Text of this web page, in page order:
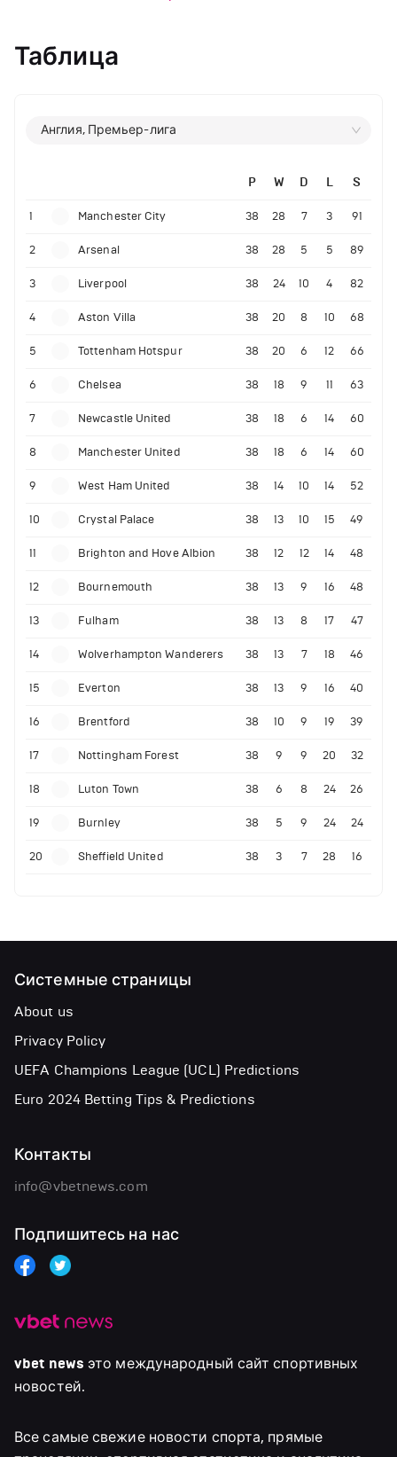
Таблица
Англия, Премьер-лига
P W D L S
1 Manchester City 38 28 7 3 91
2 Arsenal 38 28 5 5 89
3 Liverpool 38 24 10 4 82
4 Aston Villa 38 20 8 10 68
5 Tottenham Hotspur 38 20 6 12 66
6 Chelsea 38 18 9 11 63
7 Newcastle United 38 18 6 14 60
8 Manchester United 38 18 6 14 60
9 West Ham United 38 14 10 14 52
10 Crystal Palace 38 13 10 15 49
11 Brighton and Hove Albion 38 12 12 14 48
12 Bournemouth 38 13 9 16 48
13 Fulham 38 13 8 17 47
14 Wolverhampton Wanderers 38 13 7 18 46
15 Everton 38 13 9 16 40
16 Brentford 38 10 9 19 39
17 Nottingham Forest 38 9 9 20 32
18 Luton Town 38 6 8 24 26
19 Burnley 38 5 9 24 24
20 Sheffield United 38 3 7 28 16
vbet news это международный сайт спортивных
новостей.
Все самые свежие новости спорта, прямые
Системные страницы
About us
Privacy Policy
UEFA Champions League (UCL) Predictions
Euro 2024 Betting Tips & Predictions
Контакты
info@vbetnews.com
Подпишитесь на нас